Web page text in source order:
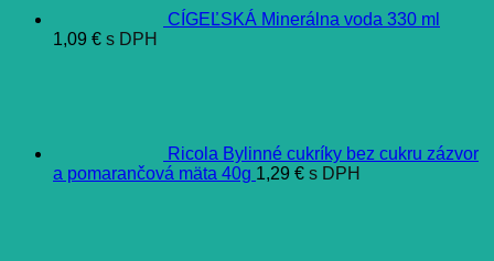
CÍGEĽSKÁ Minerálna voda 330 ml
1,09 € s DPH
Ricola Bylinné cukríky bez cukru zázvor
a pomarančová mäta 40g 1,29 € s DPH